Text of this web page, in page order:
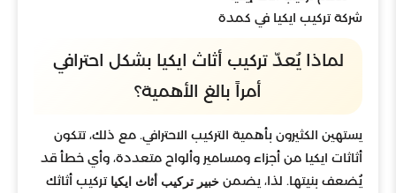
شركة تركيب ايكيا في كمدة
لماذا يُعدّ تركيب أثاث ايكيا بشكل احترافي
أمراً بالغ الأهمية؟
يستهين الكثيرون بأهمية التركيب الاحترافي. مع ذلك، تتكون
أثاثات ايكيا من أجزاء ومسامير وألواح متعددة، وأي خطأ قد
يُضعف بنيتها. لذا، يضمن خبير تركيب أثاث ايكيا تركيب أثاثك